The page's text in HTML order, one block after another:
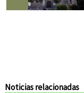
Noticias relacionadas